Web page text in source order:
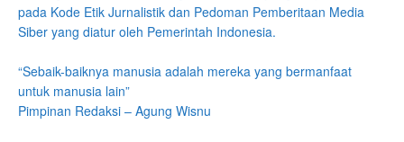
pada Kode Etik Jurnalistik dan Pedoman Pemberitaan Media
Siber yang diatur oleh Pemerintah Indonesia.
“Sebaik-baiknya manusia adalah mereka yang bermanfaat
untuk manusia lain”
Pimpinan Redaksi – Agung Wisnu